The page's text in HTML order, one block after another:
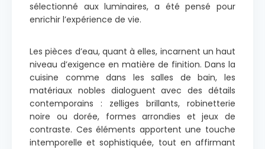
sélectionné aux luminaires, a été pensé pour
enrichir l’expérience de vie.
Les pièces d’eau, quant à elles, incarnent un haut
niveau d’exigence en matière de finition. Dans la
cuisine comme dans les salles de bain, les
matériaux nobles dialoguent avec des détails
contemporains : zelliges brillants, robinetterie
noire ou dorée, formes arrondies et jeux de
contraste. Ces éléments apportent une touche
intemporelle et sophistiquée, tout en affirmant